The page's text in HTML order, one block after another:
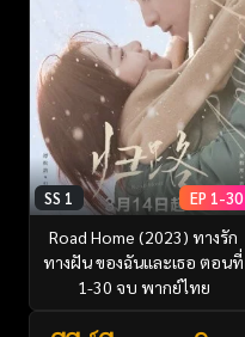
SS 1 EP 1-30
Road Home (2023) ทางรัก
ทางฝัน ของฉันและเธอ ตอนที่
1-30 จบ พากย์ไทย